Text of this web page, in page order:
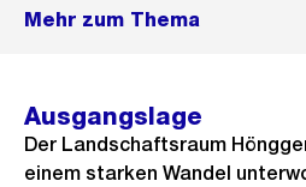
Mehr zum Thema
Ausgangslage
Der Landschaftsraum
einem starken Wandel